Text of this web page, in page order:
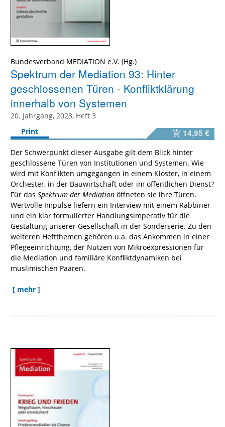
Bundesverband MEDIATION e.V.
Spektrum der Mediation 93: Hinter
geschlossenen Türen - Konfliktklärung
innerhalb von Systemen
20. Jahrgang, 2023, Heft 3
Print
14,95 €
Der Schwerpunkt dieser Ausgabe gilt dem Blick hinter
geschlossene Türen von Institutionen und Systemen. Wie
wird mit Konflikten umgegangen in einem Kloster, in einem
Orchester, in der Bauwirtschaft oder im öffentlichen Dienst?
Für das Spektrum der Mediation öffneten sie ihre Türen.
Wertvolle Impulse liefern ein Interview mit einem Rabbiner
und ein klar formulierter Handlungsimperativ für die
Gestaltung unserer Gesellschaft in der Sonderserie. Zu den
weiteren Heftthemen gehören u.a. das Ankommen in einer
Pflegeeinrichtung, der Nutzen von Mikroexpressionen für
die Mediation und familiäre Konfliktdynamiken bei
muslimischen Paaren.
[ mehr ]